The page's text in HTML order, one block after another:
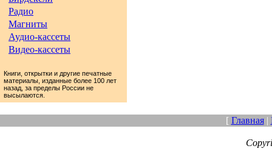
Радио
Магниты
Аудио-кассеты
Видео-кассеты
Книги, открытки и другие печатные
материалы, изданные более 100 лет
назад, за пределы России не
высылаются.
[ Главная|